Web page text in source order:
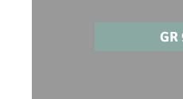
GR